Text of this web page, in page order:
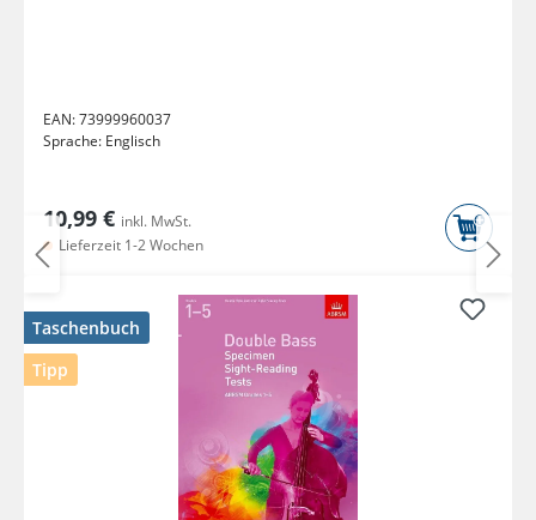
EAN:73999960037
Sprache: Englisch
10,99 € inkl. MwSt.
Lieferzeit 1-2 Wochen
Taschenbuch
Tipp